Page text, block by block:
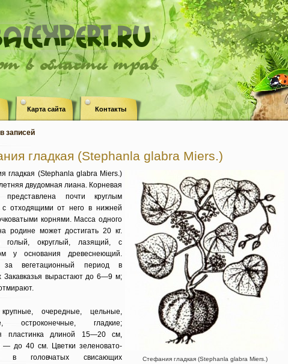
в области трав
Карта сайта Контакты
записей
гладкая (Stephanla glabra Miers.)
Стефания гладкая (Stephanla glabra Miers.)
гладкая (Stephanla glabra Miers.)
двудомная лиана. Кор­невая
представлена почти круглым
с отходящими от не­го в нижней
кор­нями. Масса одного
родине может достигать 20 кг.
голый, округлый, лазящий, с
у ос­нования древеснеющий.
за вегетационный период в
Закав­казья вырастают до 6—9 м;
очередные, цель­ные,
остроконечные, глад­кие;
пластинка длиной 15—20 см,
— до 40 см. Цветки зеленовато-
в головчатых сви­сающих